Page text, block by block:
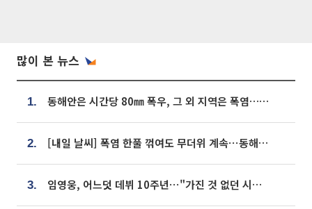
많이 본 뉴스
1. 동해안은 시간당 80㎜ 폭우, 그 외 지역은 폭염…‘극과 극 날씨’
2. [내일 날씨] 폭염 한풀 꺾여도 무더위 계속⋯동해안 이틀 연속 비
3. 임영웅, 어느덧 데뷔 10주년⋯"가진 것 없던 시절, 내 앞엔 20명의 팬뿐"